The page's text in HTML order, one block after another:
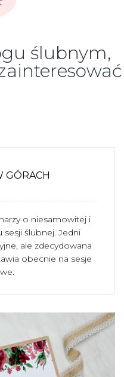
ślubnym,
GÓRACH
o niesamowitej i
ślubnej. Jedni
ale zdecydowana
obecnie na sesje